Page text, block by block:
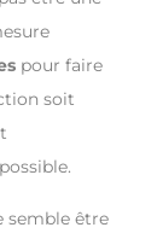
pour faire
soit
possible.
semble être